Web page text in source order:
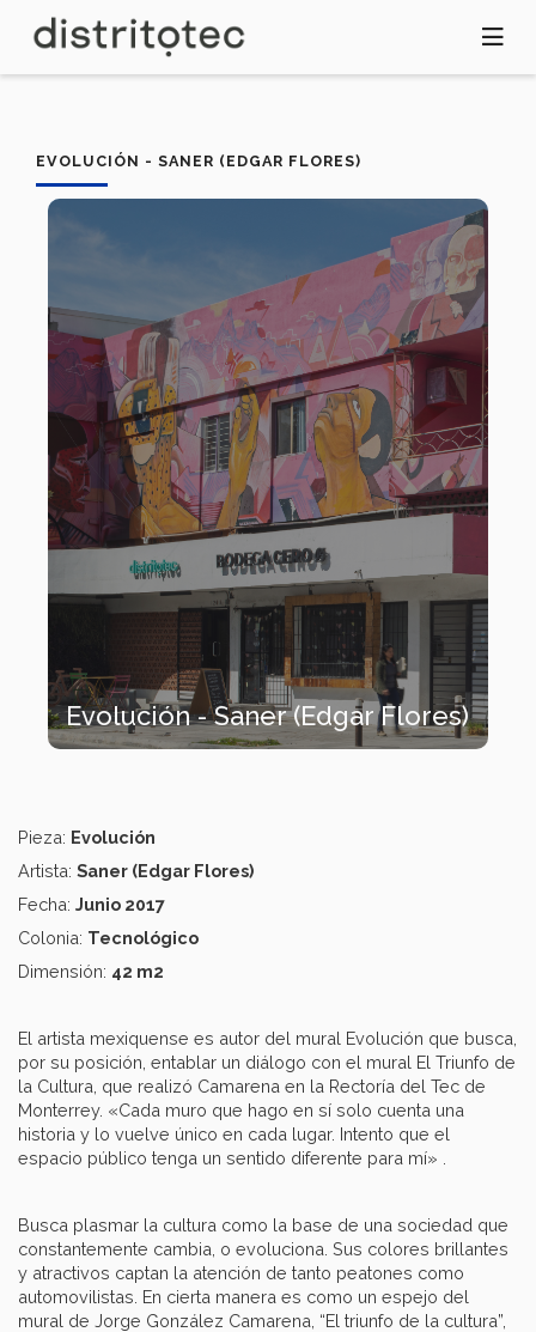
principal
EVOLUCIÓN - SANER (EDGAR FLORES)
Evolución - Saner (Edgar Flores)
Pieza: Evolución
Artista: Saner (Edgar Flores)
Fecha: Junio 2017
Colonia: Tecnológico
Dimensión: 42 m2
El artista mexiquense es autor del mural Evolución que busca,
por su posición, entablar un diálogo con el mural El Triunfo de
la Cultura, que realizó Camarena en la Rectoría del Tec de
Monterrey. «Cada muro que hago en sí solo cuenta una
historia y lo vuelve único en cada lugar. Intento que el
espacio público tenga un sentido diferente para mí» .
Busca plasmar la cultura como la base de una sociedad que
constantemente cambia, o evoluciona. Sus colores brillantes
y atractivos captan la atención de tanto peatones como
automovilistas. En cierta manera es como un espejo del
mural de Jorge González Camarena, “El triunfo de la cultura”,